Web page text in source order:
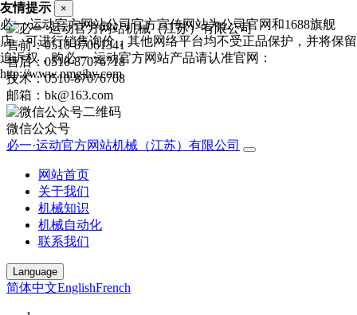
售前：0510-87061341
售后：0510-87076718
技术：0510-87076708
邮箱：bk@163.com
微信公众号
必一·运动官方网站机械（江苏）有限公司
网站首页
关于我们
机械知识
机械自动化
联系我们
Language
简体中文EnglishFrench
友情提示 ×
必一·运动官方网站公司官方宣传网站为公司官网和1688旗舰
店，可进行销售询价，其他网络平台均不受正品保护，并将保留
追诉权，购必一·运动官方网站产品请认准官网：
http://www.nmgjhy.com